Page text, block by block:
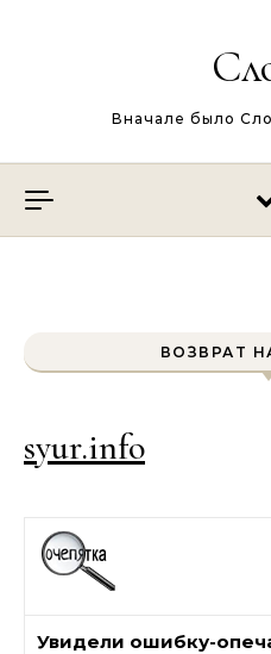
Вначале было
ВОЗВРАТ
syur.info
Увидели ошибку-